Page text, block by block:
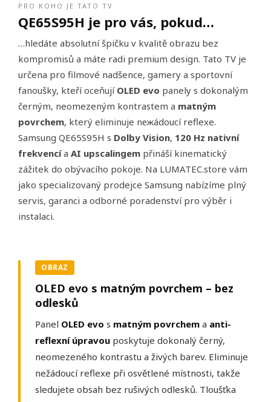
PRO KOHO JE TATO TV
QE65S95H je pro vás, pokud…
…hledáte absolutní špičku v kvalitě obrazu bez
kompromisů a máte radi premium design. Tato TV je
určena pro filmové nadšence, gamery a sportovní
fanoušky, kteří oceňují OLED evo panely s dokonalým
černým, neomezeným kontrastem a matným
povrchem, který eliminuje nежádoucí reflexe.
Samsung QE65S95H s Dolby Vision, 120 Hz nativní
frekvencía AI upscalingem přináší kinematický
zážitek do obývacího pokoje. Na LUMATEC.store vám
jako specializovaný prodejce Samsung nabízíme plný
servis, garanci a odborné poradenství pro výběr i
instalaci.
OBRAZ
OLED evo s matným povrchem – bez
odlesků
Panel OLED evo s matným povrchem a anti-
reflexní úpravou poskytuje dokonalý černý,
neomezeného kontrastu a živých barev. Eliminuje
nežádoucí reflexe při osvětlené místnosti, takže
sledujete obsah bez rušivých odlesků. Tloušťka